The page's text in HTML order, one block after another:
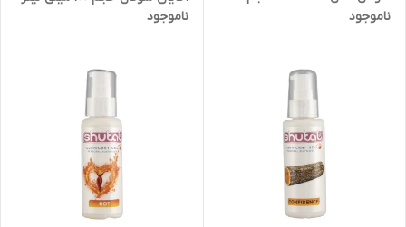
میلی لیتر
ناموجود
ناموجود